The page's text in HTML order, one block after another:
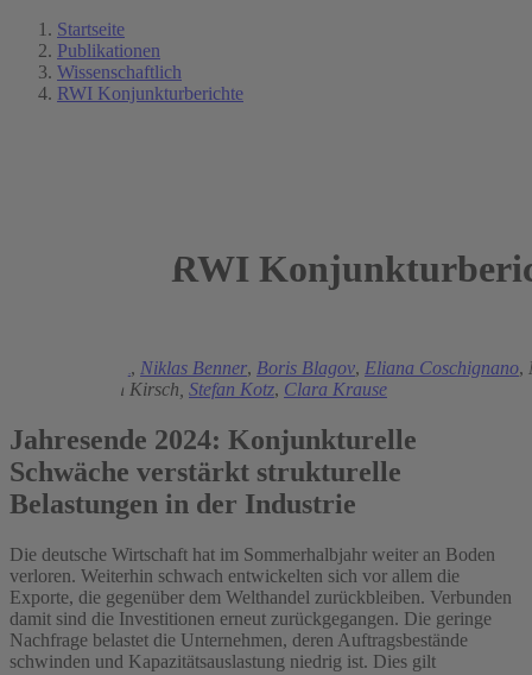
Startseite
Publikationen
Wissenschaftlich
RWI Konjunkturberichte
RWI
, Niklas Benner, Boris Blagov, Eliana Coschignano,
Florian Kirsch, Stefan Kotz, Clara Krause
Jahresende 2024: Konjunkturelle
Schwäche verstärkt strukturelle
Belastungen in der Industrie
Die deutsche Wirtschaft hat im Sommerhalbjahr weiter an Boden
verloren. Weiterhin schwach entwickelten sich vor allem die
Exporte, die gegenüber dem Welthandel zurückbleiben. Verbunden
damit sind die Investitionen erneut zurückgegangen. Die geringe
Nachfrage belastet die Unternehmen, deren Auftragsbestände
schwinden und Kapazitätsauslastung niedrig ist. Dies gilt